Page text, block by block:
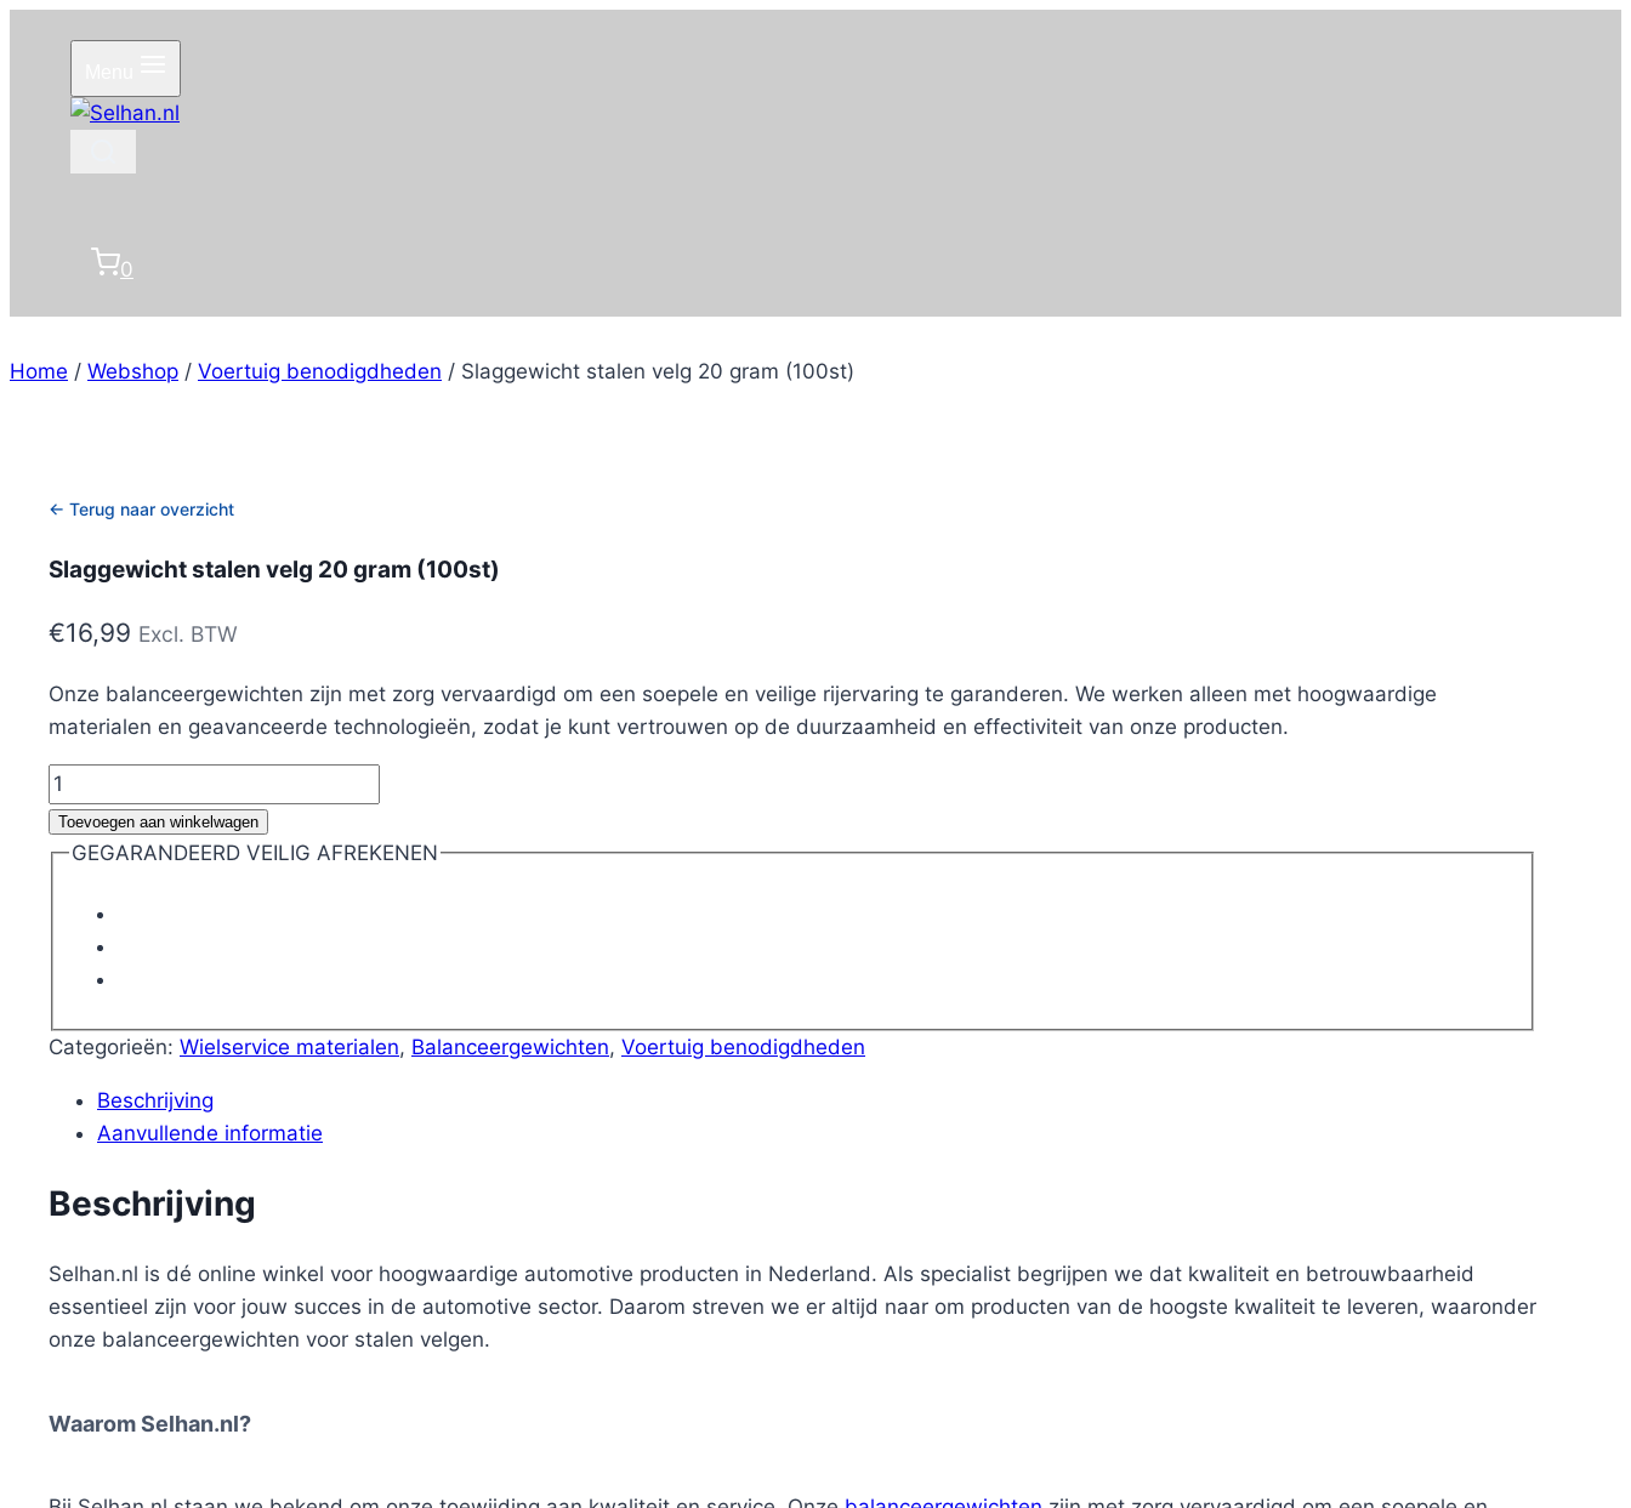
inhoud
0
Home / Webshop / Voertuig benodigdheden / Slaggewicht stalen velg 20 gram (100st)
← Terug naar overzicht
Slaggewicht stalen velg 20 gram (100st)
€16,99 Excl. BTW
Onze balanceergewichten zijn met zorg vervaardigd om een soepele en veilige rijervaring te garanderen. We werken alleen met hoogwaardige
materialen en geavanceerde technologieën, zodat je kunt vertrouwen op de duurzaamheid en effectiviteit van onze producten.
Slaggewicht
stalen
velg
(100st)
aantal
Toevoegen aan winkelwagen
GEGARANDEERD VEILIG AFREKENEN
Categorieën: Wielservice materialen, Balanceergewichten, Voertuig benodigdheden
Beschrijving
Aanvullende informatie
Beschrijving
Selhan.nl is dé online winkel voor hoogwaardige automotive producten in Nederland. Als specialist begrijpen we dat kwaliteit en betrouwbaarheid
essentieel zijn voor jouw succes in de automotive sector. Daarom streven we er altijd naar om producten van de hoogste kwaliteit te leveren, waaronder
onze balanceergewichten voor stalen velgen.
Waarom Selhan.nl?